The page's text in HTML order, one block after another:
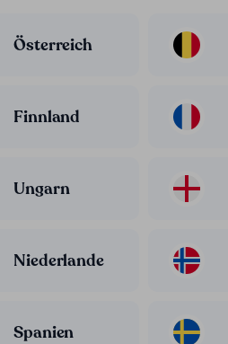
Österreich
Finnland
Ungarn
Niederlande
Spanien